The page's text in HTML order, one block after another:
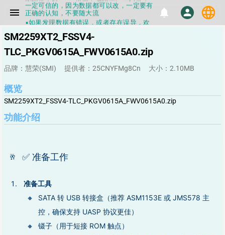
menu
正确的认知，不要随大流
▪如果发现数据有错误，或者存在误导，欢
迎积极反馈，Flashinfo尽量维护最正确的
指导性数据
▪Flashinfo APP更新技术规格和量产工具标
签啦，使用更加丝滑，快点击下载吧
▪兄弟们没事不要乱下载量产工具，过分了
下载服务会暂停一段时间才能恢复
一定可信的，因为数据都可以改，一定要有
正确的认知，不要随大流
▪如果发现数据有错误，或者存在误导，欢
迎积极反馈，Flashinfo尽量维护最正确的
notifications person language
SM2259XT2_FSSV4-
TLC_PKGV0615A_FWV0615A0.zip
品牌：慧荣(SMI) 提供者：25CNYFMg8Cn 大小：2.10MB
概览
SM2259XT2_FSSV4-TLC_PKGV0615A_FWV0615A0.zip
功能介绍
✅ 准备工作
准备工具
SATA 转 USB 转接盒（推荐 ASM1153E 或 JMS578 主
控，确保支持 UASP 协议更佳）
镊子（用于短接 ROM 触点）